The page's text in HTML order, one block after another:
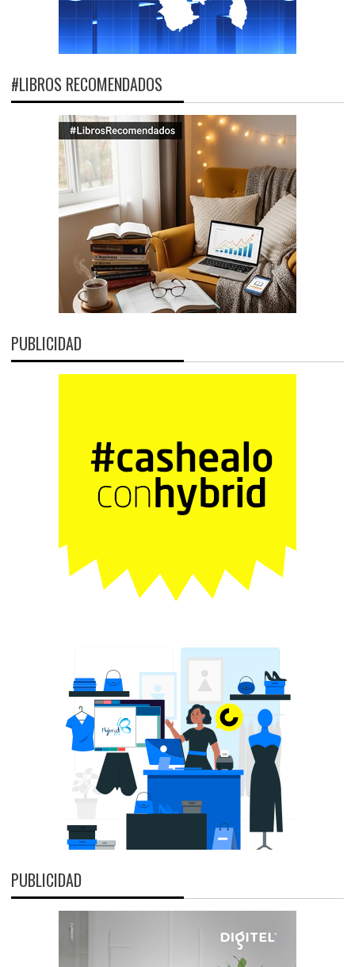
#LIBROS RECOMENDADOS
PUBLICIDAD
PUBLICIDAD